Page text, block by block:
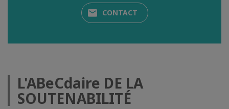
CONTACT
L'ABeCdaire DE LA
SOUTENABILITÉ